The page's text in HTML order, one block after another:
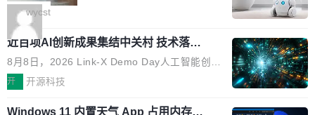
时还具有 320Hz 刷新率与 0.03ms GTG 灰阶响
应时间，从源头消除拖影与动态模糊。 1.突破 O
LED 画质局限，暗部细节...
8 万亿。美团 LongCat-2.0 是 1.6 万亿。字节
跳动的这个未命名模型，直接跳到了 10 万亿。
预训练通常需要 3 到 6 个月，之后还有微调阶
段。按这个时间线，最早可能在 2026 年底或 2
027 年初发布。 这个节点很微妙。Anthropic 刚
在 5 月发布了 Mythos 5...
动机理由，就是想开源了，如果非要说一个，那
就是它多少弥补了国产 Java 自研 HTTP/2 框架
这块空白——放眼国产 Java 生态，能拿出手的
HTTP/2 网络框架，要么闭源，要么底层建立在
Netty 之上，真正自研的 Java 实现几乎没有。
级 Java 网络应用框架，核心基于 JDK 原生 NI
wycst
近百项AI创新成果集结中关村 技术落地
与产业迭代提速
8月8日，2026 Link-X Demo Day人工智能创新
项目展在北京中关村举办。本次活动由星连资
业、学术、投资人士，集中展出近百项覆盖AI芯
开 开源科技
Windows 11 内置天气 App 占用内存超